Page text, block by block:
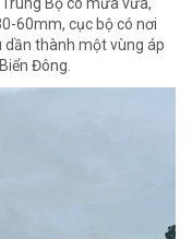
60mm, cục bộ có nơi
thành một vùng áp
Đông.